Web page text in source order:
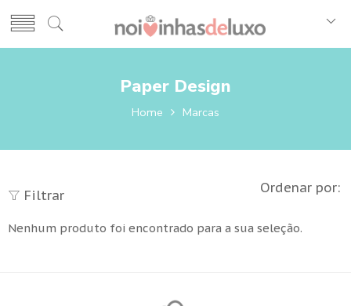
Paper Design
Home Marcas
Filtrar Ordenar por:
Nenhum produto foi encontrado para a sua seleção.